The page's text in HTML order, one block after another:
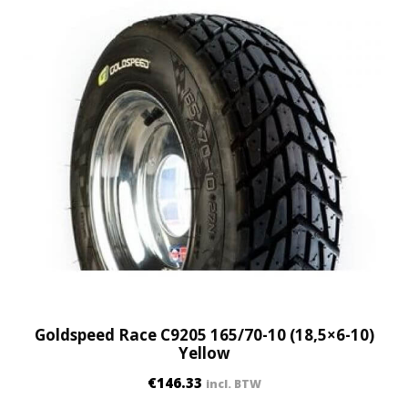
Goldspeed Race C9205 165/70-10 (18,5×6-10)
Yellow
€146.33 incl. BTW